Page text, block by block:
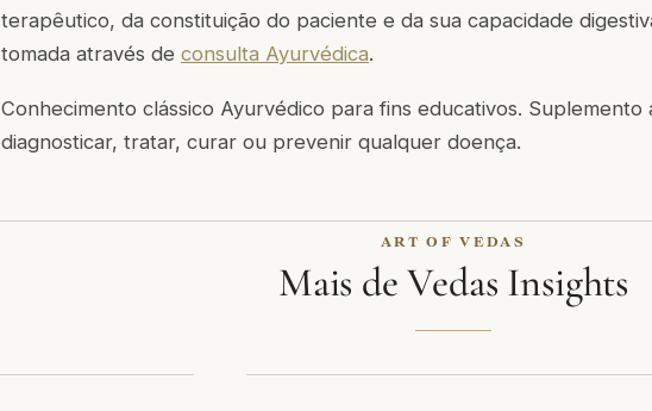
terapêutico, da constituição do paciente e da sua capacidade
tomada através de consulta Ayurvédica.
Conhecimento clássico Ayurvédico para fins educativos.
diagnosticar, tratar, curar ou prevenir qualquer doença.
ART OF VEDAS
Mais de Vedas Insights